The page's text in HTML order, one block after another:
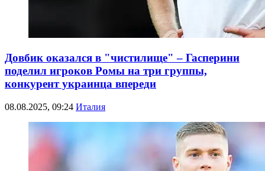
Довбик оказался в "чистилище" – Гасперини
поделил игроков Ромы на три группы,
конкурент украинца впереди
08.08.2025, 09:24 Италия